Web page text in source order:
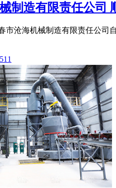
制造有限责任公司
市沧海机械制造有限责任公司